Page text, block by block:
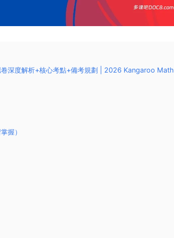
深度解析+核心考點+備考規劃 | 2026 Kangaroo Math
握）